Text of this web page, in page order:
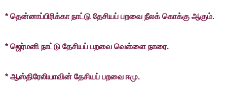
* தென்னாப்பிரிக்கா நாட்டு தேசியப் பறவை நீலக் கொக்கு ஆகும்.
* ஜெர்மனி நாட்டு தேசியப் பறவை வெள்ளை நாரை.
* ஆஸ்திரேலியாவின் தேசியப் பறவை ஈமு.